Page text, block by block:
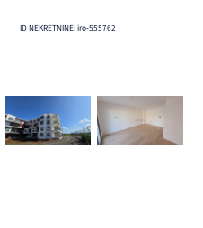
ID NEKRETNINE: iro-555762